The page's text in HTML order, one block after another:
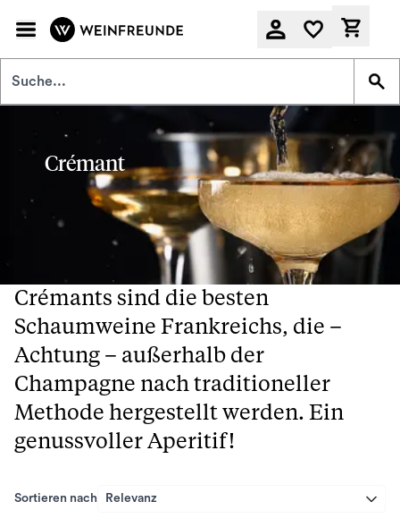
Crémant
Crémants sind die besten
Schaumweine Frankreichs, die –
Achtung – außerhalb der
Champagne nach traditioneller
Methode hergestellt werden. Ein
genussvoller Aperitif!
Sortieren nach Relevanz